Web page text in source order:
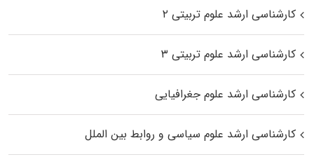
کارشناسی ارشد علوم تربیتی ۲
کارشناسی ارشد علوم تربیتی ۳
کارشناسی ارشد علوم جغرافیایی
کارشناسی ارشد علوم سیاسی و روابط بین الملل